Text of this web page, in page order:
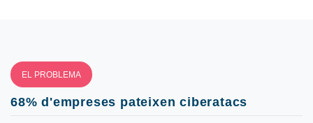
EL PROBLEMA
68% d'empreses pateixen ciberatacs